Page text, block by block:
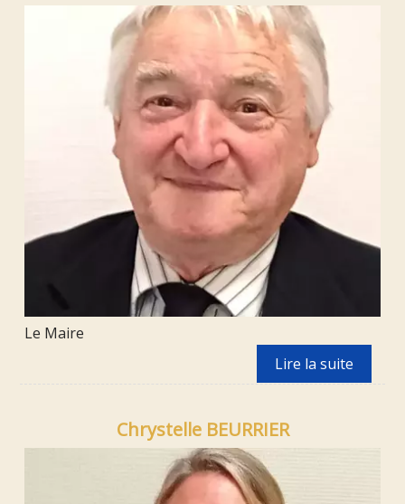
Le Maire
Chrystelle BEURRIER